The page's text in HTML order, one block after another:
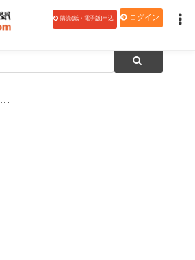
購読(紙・電子版)申込 ログイン
日本の国立公園フォトコンテスト2025、応募は